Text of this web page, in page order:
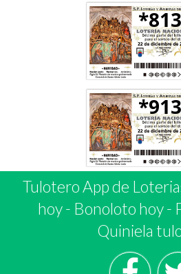
Tulotero App de
hoy- Bonoloto hoy-
Quiniela